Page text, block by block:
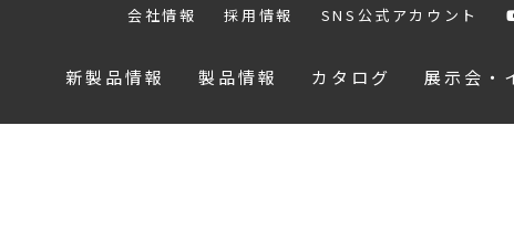
会社情報 採用情報 SNS公式アカウント
新製品情報 製品情報 カタログ 展示会・